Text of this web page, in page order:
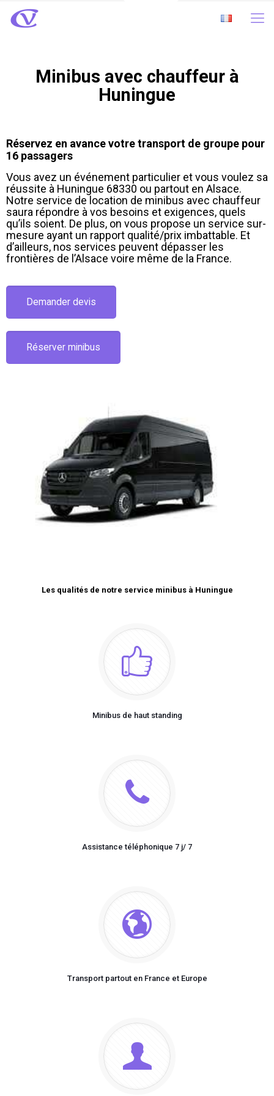
Minibus avec chauffeur à
Huningue
Réservez en avance votre transport de groupe pour
16 passagers
Vous avez un événement particulier et vous voulez sa
réussite à Huningue 68330 ou partout en Alsace.
Notre service de location de minibus avec chauffeur
saura répondre à vos besoins et exigences, quels
qu’ils soient. De plus, on vous propose un service sur-
mesure ayant un rapport qualité/prix imbattable. Et
d’ailleurs, nos services peuvent dépasser les
frontières de l’Alsace voire même de la France.
Demander devis
Réserver minibus
Les qualités de notre service minibus à Huningue
Minibus de haut standing
Assistance téléphonique 7 j/ 7
Transport partout en France et Europe